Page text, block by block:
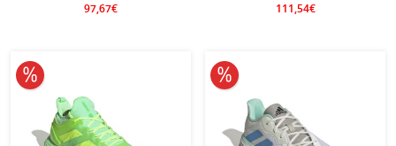
97,67€ 111,54€
10% obniżone 10% obniżone